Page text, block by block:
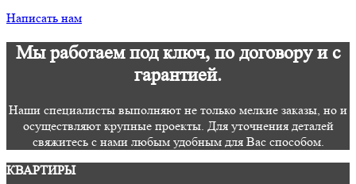
Написать нам
Мы работаем под ключ, по договору и с
гарантией.
Наши специалисты выполняют не только мелкие заказы, но и
осуществляют крупные проекты. Для уточнения деталей
свяжитесь с нами любым удобным для Вас способом.
КВАРТИРЫ